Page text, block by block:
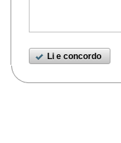
Li e concordo